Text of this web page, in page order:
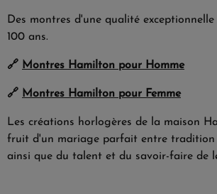
Des montres d'une qualité
100 ans.
🔗 Montres Hamilton pour Homme
🔗 Montres Hamilton pour Femme
Les créations horlogères de la maison
fruit d'un mariage parfait entre tradition
ainsi que du talent et du savoir-faire de